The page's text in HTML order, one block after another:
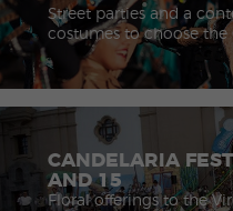
Street parties and a
costumes to choose the
CANDELARIA
AND 15
Floral offerings to the